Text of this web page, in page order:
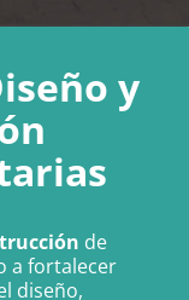
y
de
a fortalecer
diseño,